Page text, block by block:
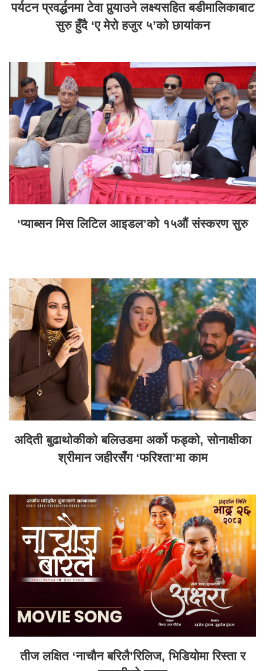
पर्यटन प्रवर्द्धनमा टेवा पुर्‍याउने लक्ष्यसहित बडीमालिकाबाट
सुरु हुँदै ‘ए मेरो हजुर ५’को छायांकन
‘प्याब्सन मिस लिटिल आइडल’को १५औं संस्करण सुरु
अदिती बुढाथोकीको बलिउडमा अर्को फड्को, सोनाक्षीका
श्रीमान जहीरसँग ‘फरिश्ता’मा काम
तीज लक्षित ‘नाचौन बरिलै’रिलिज, भिडियोमा रिस्ता र